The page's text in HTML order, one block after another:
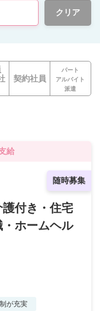
クリア
契約社員
パート
アルバイト
派遣
給
随時募集
護付き・住宅
ホームヘル
が充実